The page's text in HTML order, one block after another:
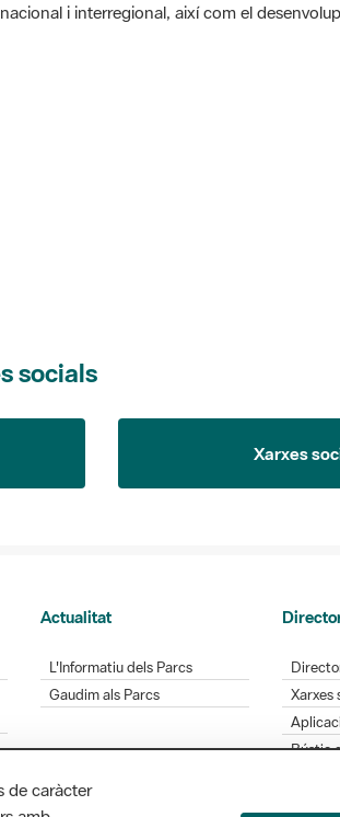
i interregional, així com el
0 estrelles de 5.
socials
Xarxes
Actualitat
L'Informatiu dels Parcs
Gaudim als Parcs
Xarxes
Bústia
de caràcter